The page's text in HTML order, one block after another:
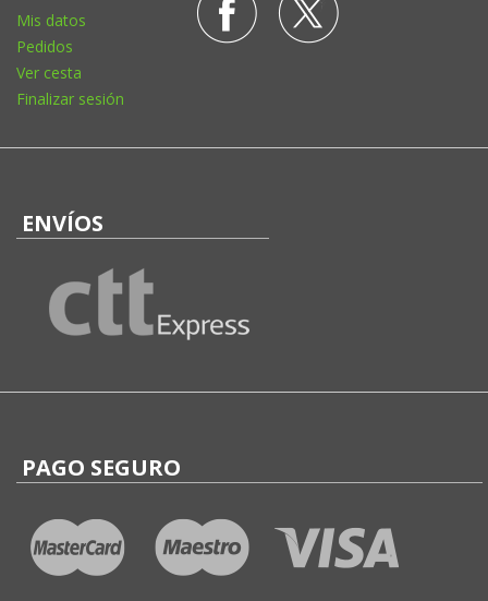
Mis datos
Pedidos
Ver cesta
Finalizar sesión
ENVÍOS
PAGO SEGURO